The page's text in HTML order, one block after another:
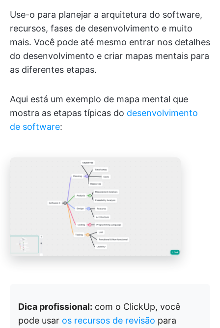
Use-o para planejar a arquitetura do software,
recursos, fases de desenvolvimento e muito
mais. Você pode até mesmo entrar nos detalhes
do desenvolvimento e criar mapas mentais para
as diferentes etapas.
Aqui está um exemplo de mapa mental que
mostra as etapas típicas do desenvolvimento
de software:
Dica profissional: com o ClickUp, você
pode usar os recursos de revisão para